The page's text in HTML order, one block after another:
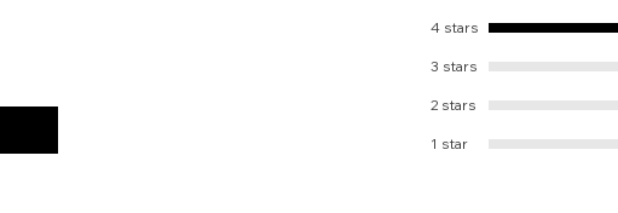
4 stars
3 stars
2 stars
1 star